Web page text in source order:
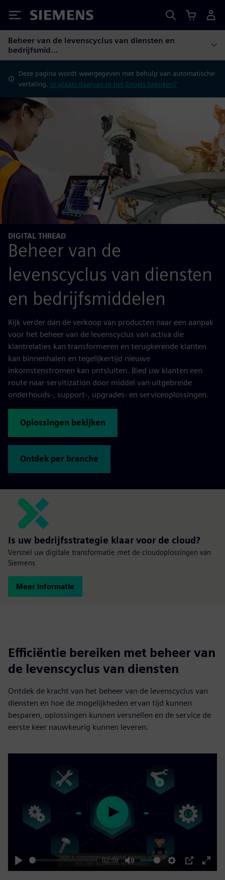
Siemens
Beheer van de levenscyclus van diensten en
bedrijfsmid...
Deze pagina wordt weergegeven met behulp van automatische
vertaling. In plaats daarvan in het Engels bekijken?
DIGITAL THREAD
Beheer van de
levenscyclus van diensten
en bedrijfsmiddelen
Kijk verder dan de verkoop van producten naar een aanpak
voor het beheer van de levenscyclus van activa die
klantrelaties kan transformeren en terugkerende klanten
kan binnenhalen en tegelijkertijd nieuwe
inkomstenstromen kan ontsluiten. Bied uw klanten een
route naar servitization door middel van uitgebreide
onderhouds-, support-, upgrades- en serviceoplossingen.
Oplossingen bekijken
Ontdek per branche
Is uw bedrijfsstrategie klaar voor de cloud?
Versnel uw digitale transformatie met de cloudoplossingen van
Siemens
Meer informatie
Efficiëntie bereiken met beheer van
de levenscyclus van diensten
Ontdek de kracht van het beheer van de levenscyclus van
diensten en hoe de mogelijkheden ervan tijd kunnen
besparen, oplossingen kunnen versnellen en de service de
eerste keer nauwkeurig kunnen leveren.
Play
02:59
Mute Settings
PIP
Enter
Play